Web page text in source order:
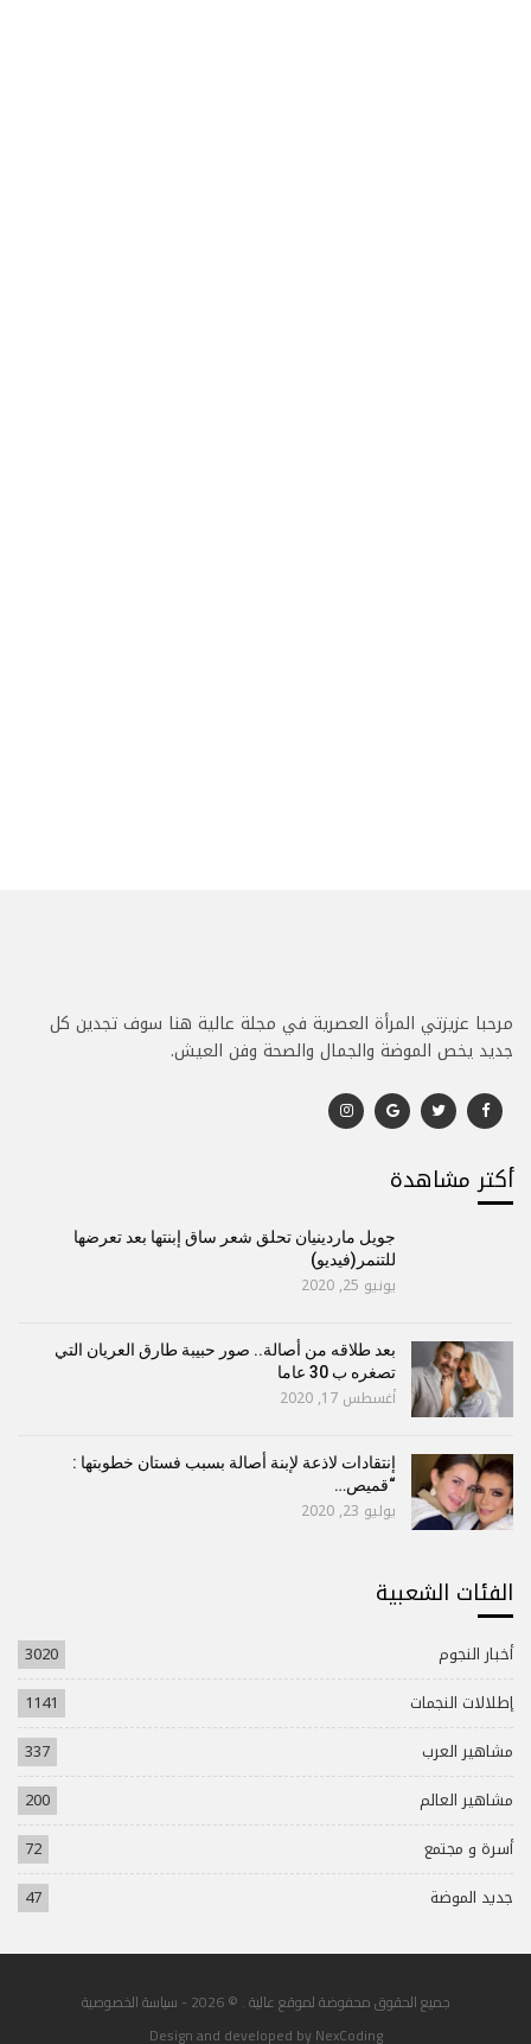
مرحبا عزيزتي المرأة العصرية في مجلة عالية هنا سوف تجدين كل
جديد يخص الموضة والجمال والصحة وفن العيش.
أكتر مشاهدة
جويل ماردينيان تحلق شعر ساق إبنتها بعد تعرضها
للتنمر(فيديو)
يونيو 25, 2020
بعد طلاقه من أصالة.. صور حبيبة طارق العريان التي
تصغره ب 30 عاما
أغسطس 17, 2020
إنتقادات لاذعة لإبنة أصالة بسبب فستان خطوبتها :
“قميص…
يوليو 23, 2020
الفئات الشعبية
أخبار النجوم
3020
إطلالات النجمات
1141
مشاهير العرب
337
مشاهير العالم
200
أسرة و مجتمع
72
جديد الموضة
47
جميع الحقوق محفوضة لموقع عالية . © 2026 -
سياسة الخصوصية
Design and developed byNexCoding